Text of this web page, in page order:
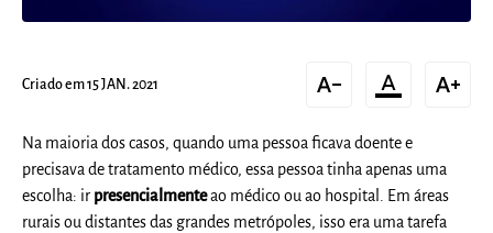
Criado em 15 JAN. 2021 text_decrease format_color_text text_increase
Na maioria dos casos, quando uma pessoa ficava doente e
precisava de tratamento médico, essa pessoa tinha apenas uma
escolha: ir presencialmenteao médico ou ao hospital. Em áreas
rurais ou distantes das grandes metrópoles, isso era uma tarefa